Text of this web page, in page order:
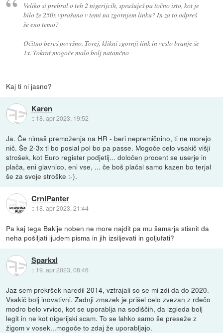
Veliko si prebral o teh 2 nigerijcih, sprašuješ pa točno isto, kot je
bilo že 250x vprašano v temi na zgornjem linku? In za to odpreš
še eno temo?
Očitno bereš površno. Torej, klikni zgornji link in veslo branje še
1x. Tokrat mogoče malo bolj natančno
Kaj ti ni jasno?
Karen
:: 18. apr 2023, 19:52
Ja. Če nimaš premoženja na HR - beri nepremičnino, ti ne morejo
nič. Še 2-3x ti bo poslal pol bo pa passe. Mogoče celo vsakič višji
strošek, kot Euro register podjetij... določen procent se userje in
plača, eni glavnico, eni vse, ... če boš plačal samo kazen bo terjal
še za svoje stroške :-).
CrniPanter
:: 18. apr 2023, 21:44
Pa kaj tega Bakije noben ne more najdit pa mu šamarja stisnit da
neha pošiljati ljudem pisma in jih izsiljevati in goljufati?
Sparkxl
:: 19. apr 2023, 08:46
Jaz sem prekršek naredil 2014, vztrajali so se mi zdi da do 2020.
Vsakič bolj inovativni. Zadnji zmazek je prišel celo zvezan z rdečo
modro belo vrvico, kot se uporablja na sodiščih, da izgleda bolj
legit in ne kot nigerijski scam. To se lahko samo še preseže z
žigom v vosek...mogoče to zdaj že uporabljajo.